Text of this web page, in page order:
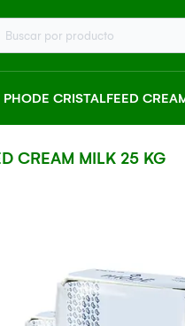
Buscar por producto
PHODE CRISTALFEED
CREAM MILK 25 KG